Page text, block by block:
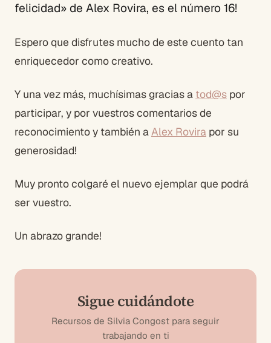
felicidad» de Alex Rovira, es el número 16!
Espero que disfrutes mucho de este cuento tan
enriquecedor como creativo.
Y una vez más, muchísimas gracias a tod@s por
participar, y por vuestros comentarios de
reconocimiento y también aAlex Rovira por su
generosidad!
Muy pronto colgaré el nuevo ejemplar que podrá
ser vuestro.
Un abrazo grande!
Sigue cuidándote
Recursos de Silvia Congost para seguir
trabajando en ti